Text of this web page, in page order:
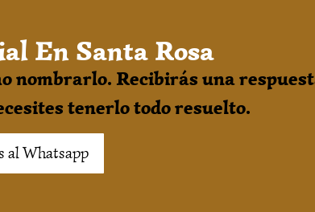
En Santa Rosa
nombrarlo. Recibirás una
tenerlo todo resuelto.
al Whatsapp